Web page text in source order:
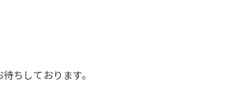
ちしております。